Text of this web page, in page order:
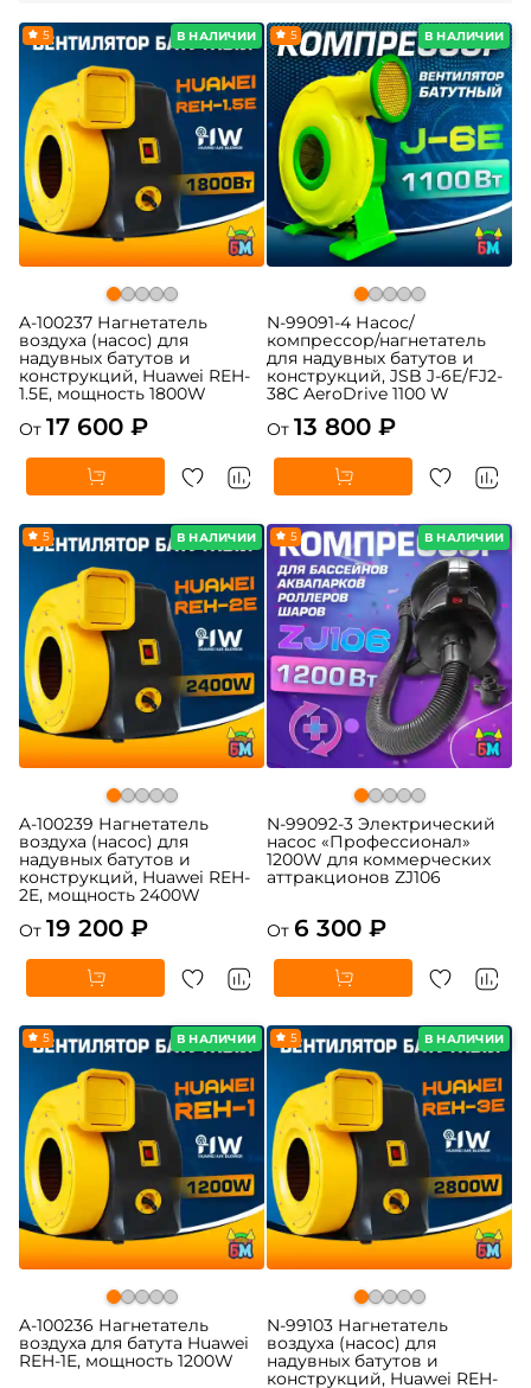
В НАЛИЧИИ
5
A-100237 Нагнетатель
воздуха (насос) для
надувных батутов и
конструкций, Huawei REH-
1.5E, мощность 1800W
От 17 600 ₽
В НАЛИЧИИ
5
N-99091-4 Насос/
компрессор/нагнетатель
для надувных батутов и
конструкций, JSB J-6E/FJ2-
38C AeroDrive 1100 W
От 13 800 ₽
В НАЛИЧИИ
5
A-100239 Нагнетатель
воздуха (насос) для
надувных батутов и
конструкций, Huawei REH-
2E, мощность 2400W
От 19 200 ₽
В НАЛИЧИИ
5
N-99092-3 Электрический
насос «Профессионал»
1200W для коммерческих
аттракционов ZJ106
От 6 300 ₽
В НАЛИЧИИ
5
A-100236 Нагнетатель
воздуха для батута Huawei
REH-1E, мощность 1200W
В НАЛИЧИИ
5
N-99103 Нагнетатель
воздуха (насос) для
надувных батутов и
конструкций, Huawei REH-